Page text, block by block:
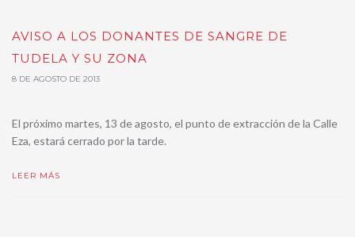
AVISO A LOS DONANTES DE SANGRE DE
TUDELA Y SU ZONA
8 DE AGOSTO DE 2013
El próximo martes, 13 de agosto, el punto de extracción de la Calle
Eza, estará cerrado por la tarde.
LEER MÁS